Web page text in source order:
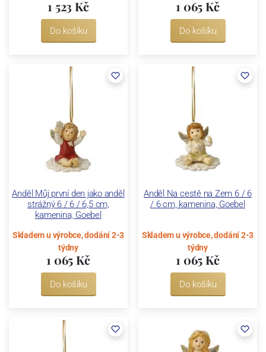
1 523 Kč
Do košíku
1 065 Kč
Do košíku
Anděl Můj první den jako anděl
strážný 6 / 6 / 6,5 cm,
kamenina, Goebel
Skladem u výrobce, dodání 2-3
týdny
1 065 Kč
Do košíku
Anděl Na cestě na Zem 6 / 6
/ 6 cm, kamenina, Goebel
Skladem u výrobce, dodání 2-3
týdny
1 065 Kč
Do košíku